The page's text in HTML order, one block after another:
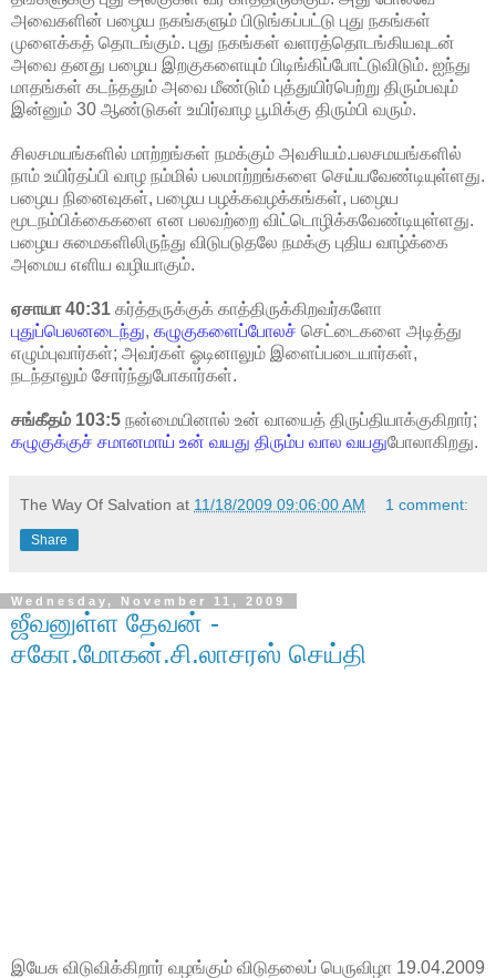
அவைகளின் பழைய நகங்களும் பிடுங்கப்பட்டு புது நகங்கள்
முளைக்கத் தொடங்கும். புது நகங்கள் வளரத்தொடங்கியவுடன்
அவை தனது பழைய இறகுகளையும் பிடிங்கிப்போட்டுவிடும். ஐந்து
மாதங்கள் கடந்ததும் அவை மீண்டும் புத்துயிர்பெற்று திரும்பவும்
இன்னும் 30 ஆண்டுகள் உயிர்வாழ பூமிக்கு திரும்பி வரும்.
சிலசமயங்களில் மாற்றங்கள் நமக்கும் அவசியம்.பலசமயங்களில்
நாம் உயிர்தப்பி வாழ நம்மில் பலமாற்றங்களை செய்யவேண்டியுள்ளது.
பழைய நினைவுகள், பழைய பழக்கவழக்கங்கள், பழைய
மூடநம்பிக்கைகளை என பலவற்றை விட்டொழிக்கவேண்டியுள்ளது.
பழைய சுமைகளிலிருந்து விடுபடுதலே நமக்கு புதிய வாழ்க்கை
அமைய எளிய வழியாகும்.
ஏசாயா 40:31 கர்த்தருக்குக் காத்திருக்கிறவர்களோ
புதுப்பெலனடைந்து, கழுகுகளைப்போலச் செட்டைகளை அடித்து
எழும்புவார்கள்; அவர்கள் ஓடினாலும் இளைப்படையார்கள்,
நடந்தாலும் சோர்ந்துபோகார்கள்.
சங்கீதம் 103:5 நன்மையினால் உன் வாயைத் திருப்தியாக்குகிறார்;
கழுகுக்குச் சமானமாய் உன் வயது திரும்ப வால வயதுபோலாகிறது.
The Way Of Salvation at 11/18/2009 09:06:00 AM 1 comment:
Share
Wednesday, November 11, 2009
ஜீவனுள்ள தேவன் -
சகோ.மோகன்.சி.லாசரஸ் செய்தி
இயேசு விடுவிக்கிறார் வழங்கும் விடுதலைப் பெருவிழா 19.04.2009